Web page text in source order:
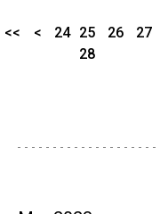
<< < 24 25 26
27
28